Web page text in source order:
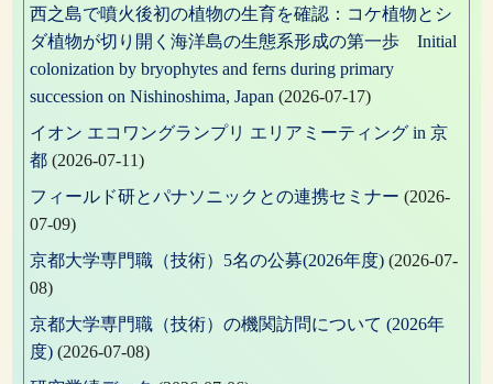
西之島で噴火後初の植物の生育を確認：コケ植物とシ
ダ植物が切り開く海洋島の生態系形成の第一歩 Initial
colonization by bryophytes and ferns during primary
succession on Nishinoshima, Japan (2026-07-17)
イオン エコワングランプリ エリアミーティング in 京
都 (2026-07-11)
フィールド研とパナソニックとの連携セミナー (2026-
07-09)
京都大学専門職（技術）5名の公募(2026年度) (2026-07-
08)
京都大学専門職（技術）の機関訪問について (2026年
度) (2026-07-08)